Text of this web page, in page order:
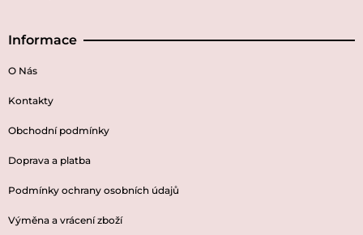
Informace
O Nás
Kontakty
Obchodní podmínky
Doprava a platba
Podmínky ochrany osobních údajů
Výměna a vrácení zboží